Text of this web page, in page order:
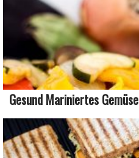
Gesund Mariniertes Gemüse